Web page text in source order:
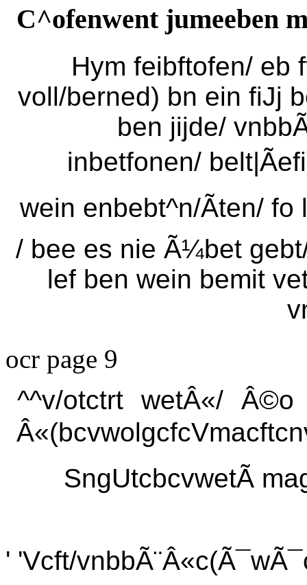
C^ofenwent jumeeben
Hym feibftofen/ eb
voll/berned) bn ein fiJj
ben jijde/
inbetfonen/
wein enbebt^n/Ãten/
/ bee es nie Ã¼bet
lef ben wein bemit
ocr page 9
^^v/otctrt wetÂ«/
SngUtcbcvwetÃ
' 'Vcft/